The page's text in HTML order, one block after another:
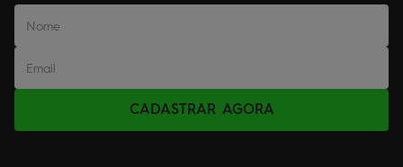
CADASTRAR AGORA